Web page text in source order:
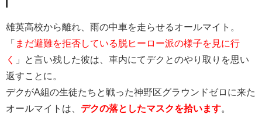
雄英高校から離れ、雨の中車を走らせるオールマイト。
「 まだ避難を拒否している脱ヒーロー派の様子を見に行
く
」と言い残した彼は、車内にてデクとのやり取りを思い
返すことに。
デクがA組の生徒たちと戦った神野区グラウンドゼロに来た
オールマイトは、 デクの落としたマスクを拾います。